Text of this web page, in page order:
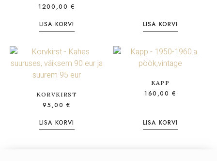
1200,00€
LISA KORVI
LISA KORVI
KORVKIRST
95,00 €
LISA KORVI
KAPP
160,00€
LISA KORVI